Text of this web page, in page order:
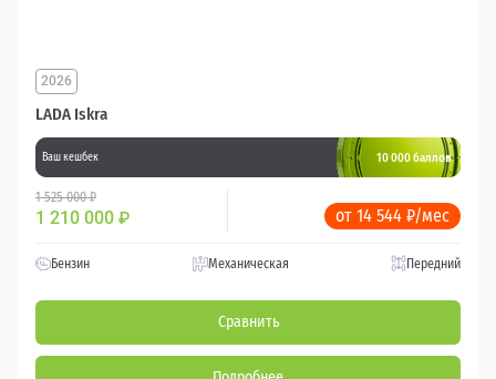
LADA Iskra
2026
Ваш кешбек 10 000 баллов
1 525 000 ₽
1 210 000 ₽ от 14 544 ₽/мес
Бензин Механическая Передний
Сравнить